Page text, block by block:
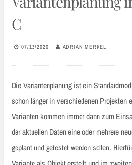
C
07/12/2020 ADRIAN MERKEL
Die Variantenplanung ist ein
schon länger in verschiedenen Projekten
Varianten kommen immer dann zum
der aktuellen Daten eine oder mehrere
geplant und getestet werden sollen.
Variante als Objekt erstellt und im